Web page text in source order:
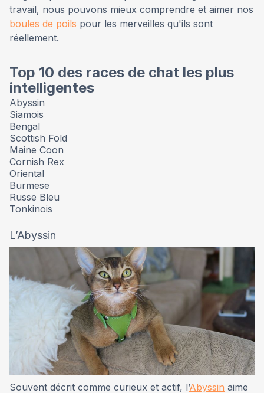
travail, nous pouvons mieux comprendre et aimer nos
boules de poils pour les merveilles qu'ils sont
réellement.
Top 10 des races de chat les plus
intelligentes
Abyssin
Siamois
Bengal
Scottish Fold
Maine Coon
Cornish Rex
Oriental
Burmese
Russe Bleu
Tonkinois
L’Abyssin
Souvent décrit comme curieux et actif, l’Abyssin aime